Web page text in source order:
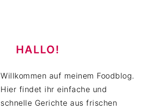
HALLO!
Willkommen auf meinem Foodblog.
Hier findet ihr einfache und
schnelle Gerichte aus frischen